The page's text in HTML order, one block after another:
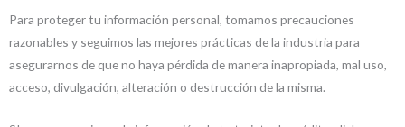
Para proteger tu información personal, tomamos precauciones
razonables y seguimos las mejores prácticas de la industria para
asegurarnos de que no haya pérdida de manera inapropiada, mal uso,
acceso, divulgación, alteración o destrucción de la misma.